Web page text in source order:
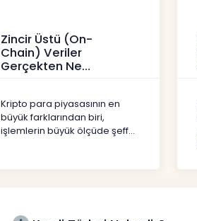
Zincir Üstü (On-
Chain) Veriler
Gerçekten Ne
Kripto para piyasasının en
büyük farklarından biri,
işlemlerin büyük ölçüde şeff...